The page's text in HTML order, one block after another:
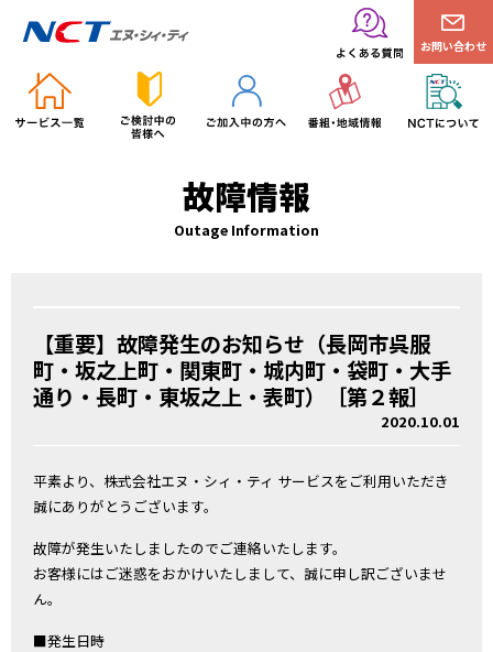
お問い合わせ
故障情報
Outage Information
【重要】故障発生のお知らせ（長岡市呉服
町・坂之上町・関東町・城内町・袋町・大手
通り・長町・東坂之上・表町）［第２報］
2020.10.01
平素より、株式会社エヌ・シィ・ティ サービスをご利用いただき
誠にありがとうございます。
故障が発生いたしましたのでご連絡いたします。
お客様にはご迷惑をおかけいたしまして、誠に申し訳ございませ
ん。
■発生日時